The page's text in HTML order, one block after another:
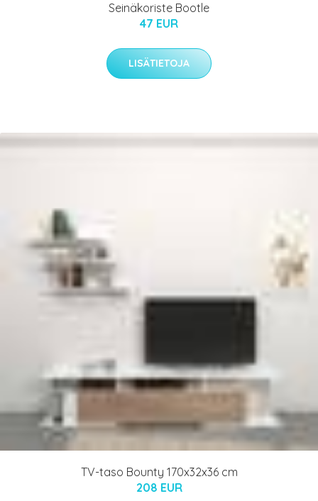
Seinäkoriste Bootle
47 EUR
LISÄTIETOJA
TV-taso Bounty 170x32x36 cm
208 EUR